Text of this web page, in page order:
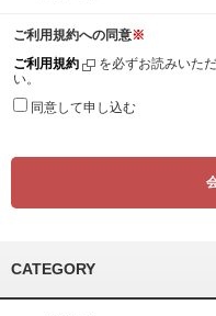
ご利用規約への同意※
ご利用規約
を必ずお読みいた
い。
同意して申し込む
CATEGORY